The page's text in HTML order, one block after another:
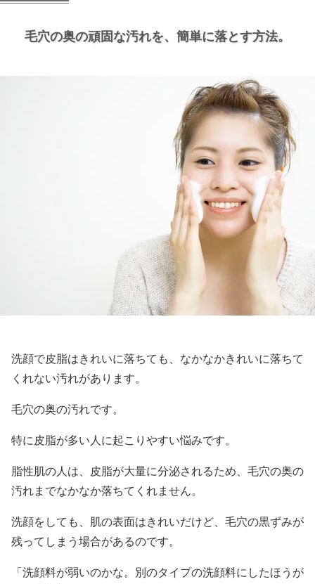
毛穴の奥の頑固な汚れを、 簡単に落とす方法。
洗顔で皮脂はきれいに落ちても、なかなかきれいに落ちて
くれない汚れがあります。
毛穴の奥の汚れです。
特に皮脂が多い人に起こりやすい悩みです。
脂性肌の人は、皮脂が大量に分泌されるため、毛穴の奥の
汚れまでなかなか落ちてくれません。
洗顔をしても、肌の表面はきれいだけど、毛穴の黒ずみが
残ってしまう場合があるのです。
「洗顔料が弱いのかな。別のタイプの洗顔料にしたほうが